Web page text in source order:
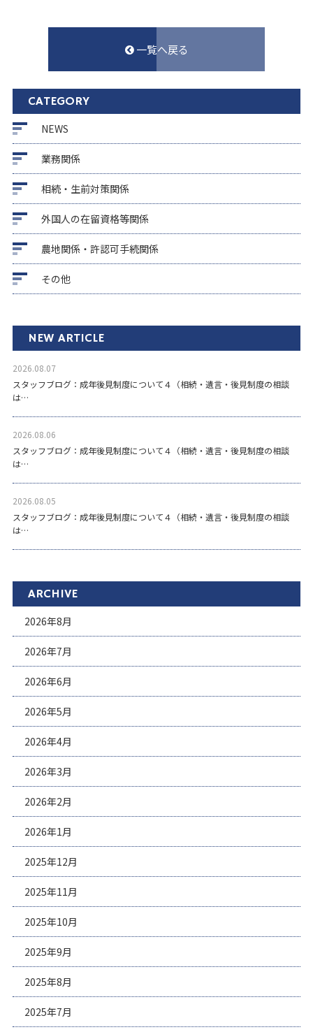
一覧へ戻る
CATEGORY
NEWS
業務関係
相続・生前対策関係
外国人の在留資格等関係
農地関係・許認可手続関係
その他
NEW ARTICLE
2026.08.07
スタッフブログ：成年後見制度について４（相続・遺言・後見制度の相談
は…
2026.08.06
スタッフブログ：成年後見制度について４（相続・遺言・後見制度の相談
は…
2026.08.05
スタッフブログ：成年後見制度について４（相続・遺言・後見制度の相談
は…
ARCHIVE
2026年8月
2026年7月
2026年6月
2026年5月
2026年4月
2026年3月
2026年2月
2026年1月
2025年12月
2025年11月
2025年10月
2025年9月
2025年8月
2025年7月